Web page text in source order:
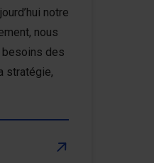
notre
nous
besoins des
stratégie,
INCLURE LES